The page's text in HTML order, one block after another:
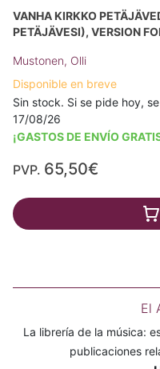
VANHA KIRKKO
PETÄJÄVESI), VERSION
Mustonen, Olli
Disponible en breve
Sin stock. Si se pide hoy,
17/08/26
¡GASTOS DE ENVÍO
PVP. 65,50€
El
La librería de la música:
publicaciones